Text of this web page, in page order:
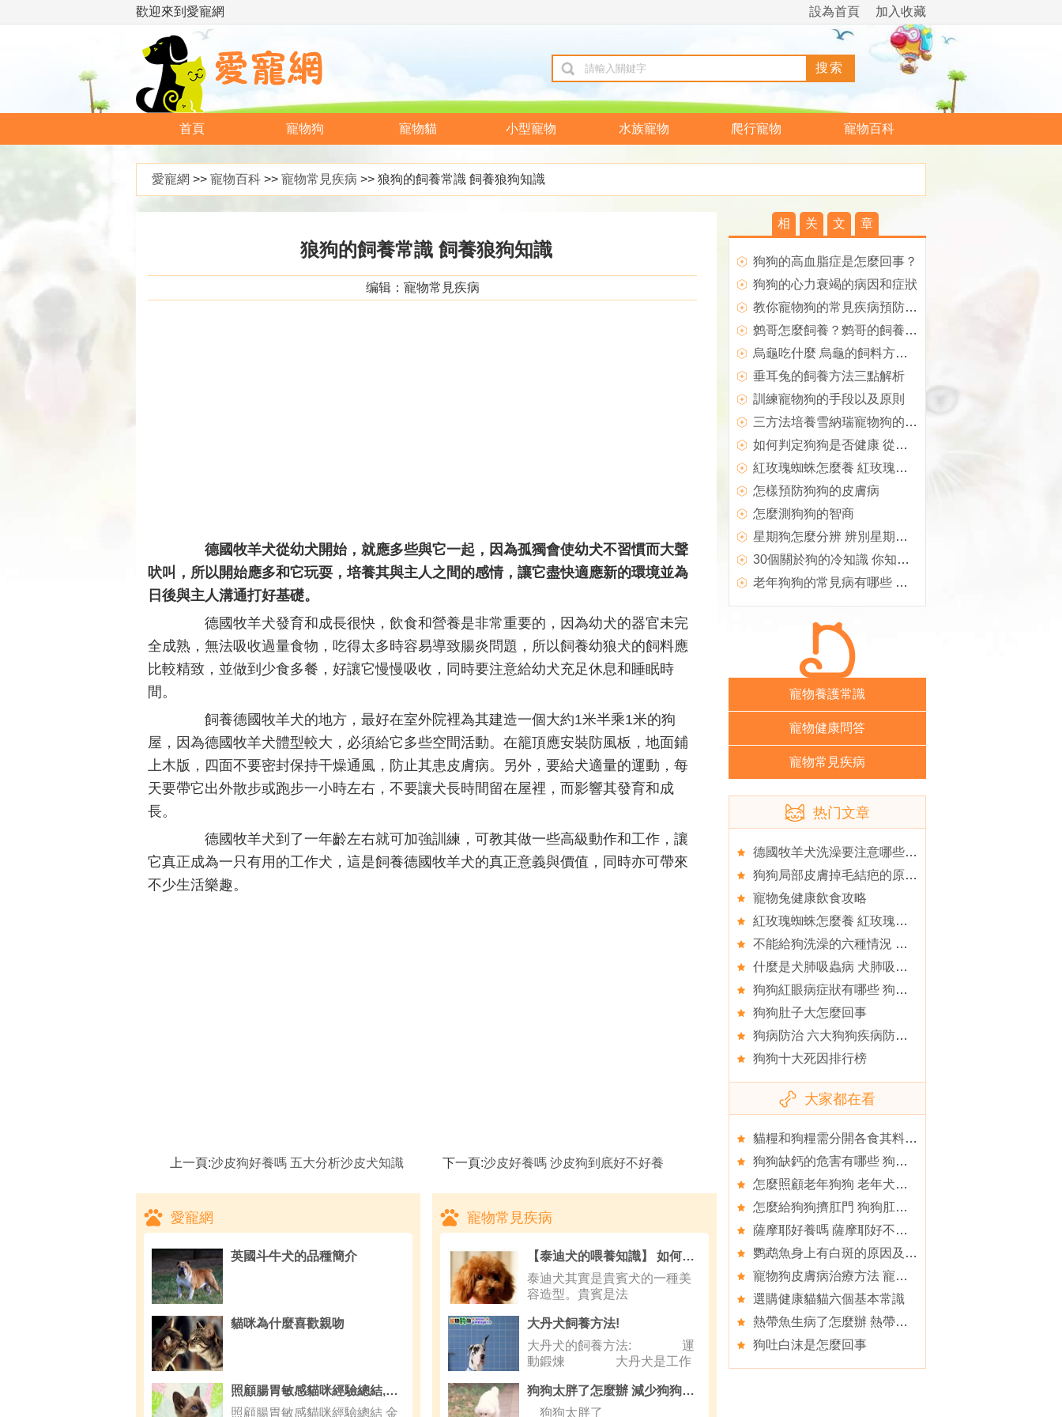
歡迎來到愛寵網 加入收藏
設為首頁
首頁 寵物狗 寵物貓 小型寵物 水族寵物 爬行寵物 寵物百科
愛寵網 >> 寵物百科 >> 寵物常見疾病 >> 狼狗的飼養常識 飼養狼狗知識
狼狗的飼養常識 飼養狼狗知識
编辑：寵物常見疾病
德國牧羊犬從幼犬開始，就應多些與它一起，因為孤獨會使幼犬不習慣而大聲
吠叫，所以開始應多和它玩耍，培養其與主人之間的感情，讓它盡快適應新的環境並為
日後與主人溝通打好基礎。
德國牧羊犬發育和成長很快，飲食和營養是非常重要的，因為幼犬的器官未完
全成熟，無法吸收過量食物，吃得太多時容易導致腸炎問題，所以飼養幼狼犬的飼料應
比較精致，並做到少食多餐，好讓它慢慢吸收，同時要注意給幼犬充足休息和睡眠時
間。
飼養德國牧羊犬的地方，最好在室外院裡為其建造一個大約1米半乘1米的狗
屋，因為德國牧羊犬體型較大，必須給它多些空間活動。在籠頂應安裝防風板，地面鋪
上木版，四面不要密封保持干燥通風，防止其患皮膚病。另外，要給犬適量的運動，每
天要帶它出外散步或跑步一小時左右，不要讓犬長時間留在屋裡，而影響其發育和成
長。
德國牧羊犬到了一年齡左右就可加強訓練，可教其做一些高級動作和工作，讓
它真正成為一只有用的工作犬，這是飼養德國牧羊犬的真正意義與價值，同時亦可帶來
不少生活樂趣。
上一頁:沙皮狗好養嗎 五大分析沙皮犬知識 下一頁:沙皮好養嗎 沙皮狗到底好不好養
愛寵網
英國斗牛犬的品種簡介
貓咪為什麼喜歡親吻
照顧腸胃敏感貓咪經驗總結,貓咪吃糧後吐糧是怎麼回事
照顧腸胃敏感貓咪經驗總結 金
寵物常見疾病
【泰迪犬的喂養知識】 如何給泰迪犬剪趾甲
泰迪犬其實是貴賓犬的一種美
容造型。貴賓是法
大丹犬飼養方法!
大丹犬的飼養方法: 運
動鍛煉 大丹犬是工作
狗狗太胖了怎麼辦 減少狗狗碳水化合物的攝入
狗狗太胖了
相 关 文 章
狗狗的高血脂症是怎麼回事？
狗狗的心力衰竭的病因和症狀
教你寵物狗的常見疾病預防措施
鹩哥怎麼飼養？鹩哥的飼養方法
烏龜吃什麼 烏龜的飼料方法介紹
垂耳兔的飼養方法三點解析
訓練寵物狗的手段以及原則
三方法培養雪納瑞寵物狗的好性格
如何判定狗狗是否健康 從狗狗的大便看健康
紅玫瑰蜘蛛怎麼養 紅玫瑰蜘蛛的飼養方法
怎樣預防狗狗的皮膚病
怎麼測狗狗的智商
星期狗怎麼分辨 辨別星期狗的五大要素
30個關於狗的冷知識 你知道多少
老年狗狗的常見病有哪些 怎麼治療
寵物養護常識
寵物健康問答
寵物常見疾病
热门文章
德國牧羊犬洗澡要注意哪些問題
狗狗局部皮膚掉毛結疤的原因及解決方法
寵物兔健康飲食攻略
紅玫瑰蜘蛛怎麼養 紅玫瑰蜘蛛的飼養方法
不能給狗洗澡的六種情況 哪些情況不能給狗洗澡
什麼是犬肺吸蟲病 犬肺吸蟲病的症狀及治療防治
狗狗紅眼病症狀有哪些 狗狗紅眼病怎麼辦
狗狗肚子大怎麼回事
狗病防治 六大狗狗疾病防治解析
狗狗十大死因排行榜
大家都在看
貓糧和狗糧需分開各食其料才行
狗狗缺鈣的危害有哪些 狗狗缺鈣有什麼危害
怎麼照顧老年狗狗 老年犬的護理方法與要點
怎麼給狗狗擠肛門 狗狗肛門怎麼擠
薩摩耶好養嗎 薩摩耶好不好養
鹦鹉魚身上有白斑的原因及解決辦法
寵物狗皮膚病治療方法 寵物狗疾病防預
選購健康貓貓六個基本常識
熱帶魚生病了怎麼辦 熱帶魚生病五大治療方法
狗吐白沫是怎麼回事